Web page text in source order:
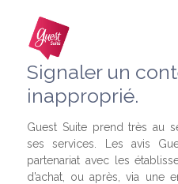
Signaler un
inapproprié.
Guest Suite prend très au
ses services. Les avis
partenariat avec les
d’achat, ou après, via une